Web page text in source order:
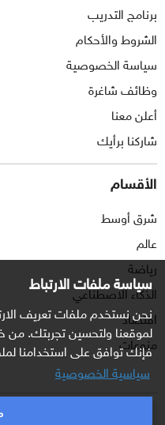
سياسة ملفات الارتباط
نحن نستخدم ملفات تعريف
لموقعنا ولتحسين تجربتك. من
فإنك توافق على استخدامنا
سياسية الخصوصية
برنامج التدريب
الشروط والأحكام
سياسة الخصوصية
وظائف شاغرة
أعلن معنا
شاركنا برأيك
الأقسام
شرق أوسط
عالم
رياضة
الذكاء الاصطناعي
اقتصاد
منوعات
اشترك الآن بالنشرة